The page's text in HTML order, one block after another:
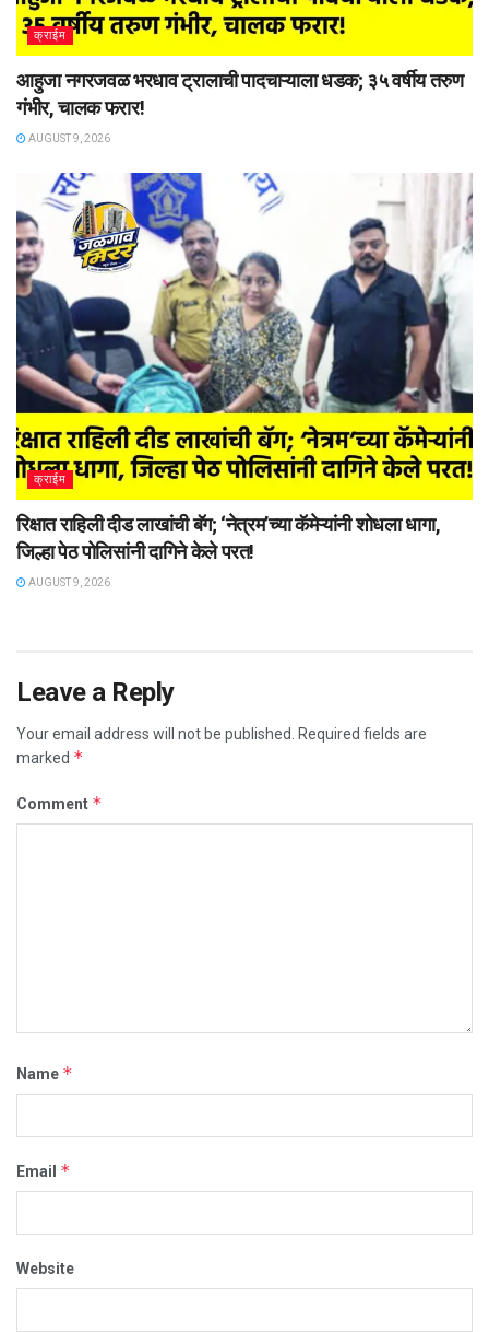
क्राईम
आहुजा नगरजवळ भरधाव ट्रालाची पादचाऱ्याला धडक; ३५ वर्षीय तरुण
गंभीर, चालक फरार!
AUGUST 9, 2026
क्राईम
रिक्षात राहिली दीड लाखांची बॅग; ‘नेत्रम’च्या कॅमेऱ्यांनी शोधला धागा,
जिल्हा पेठ पोलिसांनी दागिने केले परत!
AUGUST 9, 2026
Leave a Reply
Your email address will not be published.
Required fields are
marked *
Comment *
Name *
Email *
Website